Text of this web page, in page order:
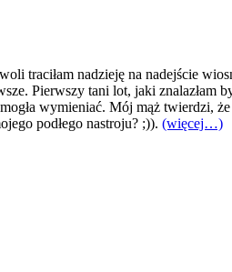
traciłam nadzieję na nadejście
Pierwszy tani lot, jaki znalazłam
wymieniać. Mój mąż twierdzi,
podłego nastroju? ;)). (więcej…)